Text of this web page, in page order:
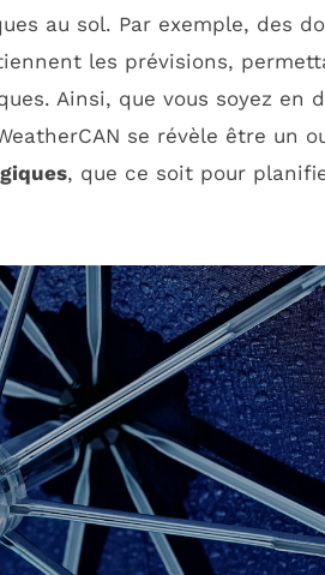
au sol. Par exemple, des
les prévisions,
Ainsi, que vous soyez en
se révèle être un
, que ce soit pour